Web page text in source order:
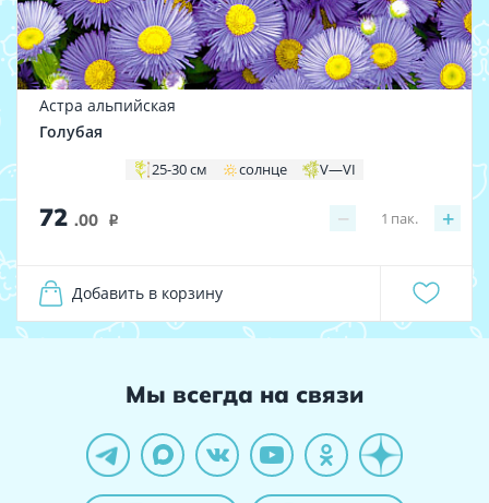
Астра альпийская
Голубая
25-30 см солнце V—VI
72 .00 i − +
1 пак.
Добавить в корзину
Мы всегда на связи